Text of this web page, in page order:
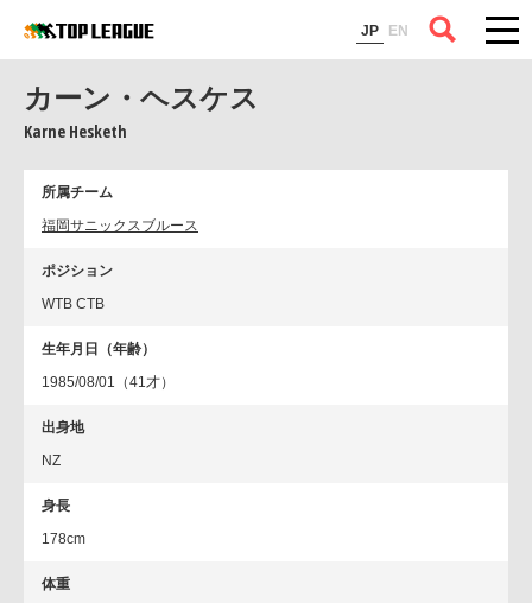
JP EN
コラム
カーン・ヘスケス
Karne Hesketh
所属チーム
福岡サニックスブルース
ポジション
WTB CTB
生年月日（年齢）
1985/08/01（41才）
出身地
NZ
身長
178cm
体重